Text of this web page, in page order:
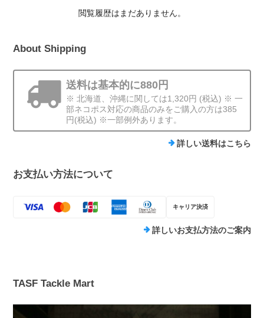
閲覧履歴はまだありません。
About Shipping
送料は基本的に880円
※ 北海道、沖縄に関しては1,320円 (税込) ※ 一
部ネコポス対応の商品のみをご購入の方は385
円(税込) ※一部例外あります。
詳しい送料はこちら
お支払い方法について
キャリア決済
詳しいお支払方法のご案内
TASF Tackle Mart